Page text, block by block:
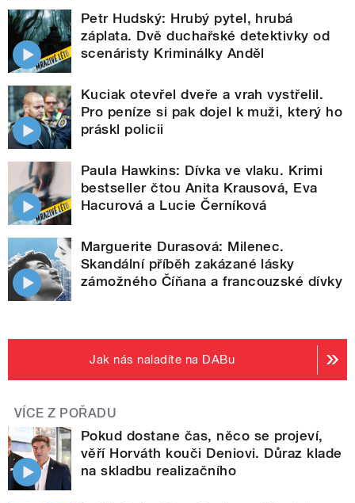
Petr Hudský: Hrubý pytel, hrubá
záplata. Dvě duchařské detektivky od
scenáristy Kriminálky Anděl
Kuciak otevřel dveře a vrah vystřelil.
Pro peníze si pak dojel k muži, který ho
práskl policii
Paula Hawkins: Dívka ve vlaku. Krimi
bestseller čtou Anita Krausová, Eva
Hacurová a Lucie Černíková
Marguerite Durasová: Milenec.
Skandální příběh zakázané lásky
zámožného Číňana a francouzské dívky
Jak nás naladíte na DABu
VÍCE Z POŘADU
Pokud dostane čas, něco se projeví,
věří Horváth kouči Deniovi. Důraz klade
na skladbu realizačního